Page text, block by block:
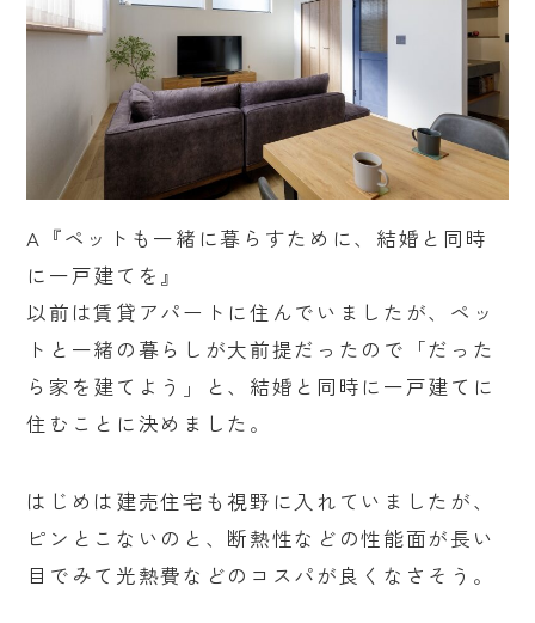
A『ペットも一緒に暮らすために、結婚と同時
に一戸建てを』
以前は賃貸アパートに住んでいましたが、ペッ
トと一緒の暮らしが大前提だったので「だった
ら家を建てよう」と、結婚と同時に一戸建てに
住むことに決めました。
はじめは建売住宅も視野に入れていましたが、
ピンとこないのと、断熱性などの性能面が長い
目でみて光熱費などのコスパが良くなさそう。